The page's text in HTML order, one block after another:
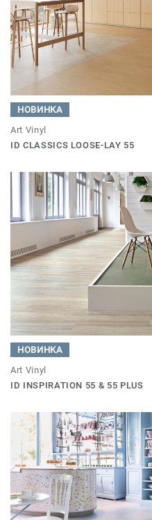
НОВИНКА
Art Vinyl
ID CLASSICS LOOSE-LAY 55
НОВИНКА
Art Vinyl
ID INSPIRATION 55 & 55 PLUS